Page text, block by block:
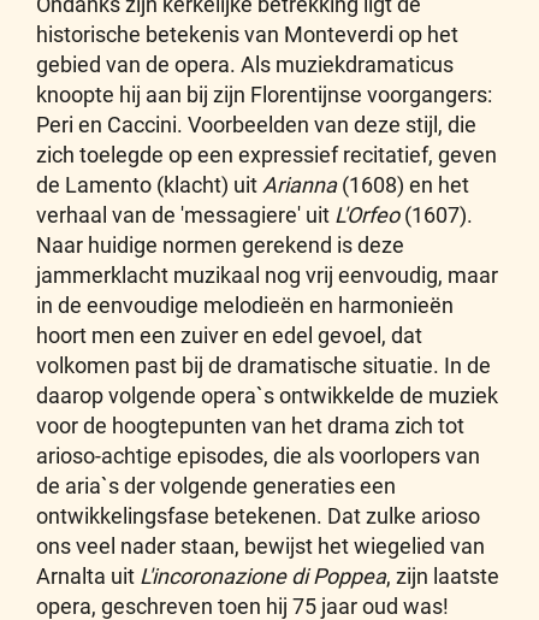
historische betekenis van Monteverdi op het
gebied van de opera. Als muziekdramaticus
knoopte hij aan bij zijn Florentijnse voorgangers:
Peri en Caccini. Voorbeelden van deze stijl, die
zich toelegde op een expressief recitatief, geven
de Lamento (klacht) uit Arianna(1608) en het
verhaal van de 'messagiere' uit L'Orfeo(1607).
Naar huidige normen gerekend is deze
jammerklacht muzikaal nog vrij eenvoudig, maar
in de eenvoudige melodieën en harmonieën
hoort men een zuiver en edel gevoel, dat
volkomen past bij de dramatische situatie. In de
daarop volgende opera`s ontwikkelde de muziek
voor de hoogtepunten van het drama zich tot
arioso-achtige episodes, die als voorlopers van
de aria`s der volgende generaties een
ontwikkelingsfase betekenen. Dat zulke arioso
ons veel nader staan, bewijst het wiegelied van
Arnalta uit L'incoronazione di Poppea, zijn laatste
opera, geschreven toen hij 75 jaar oud was!